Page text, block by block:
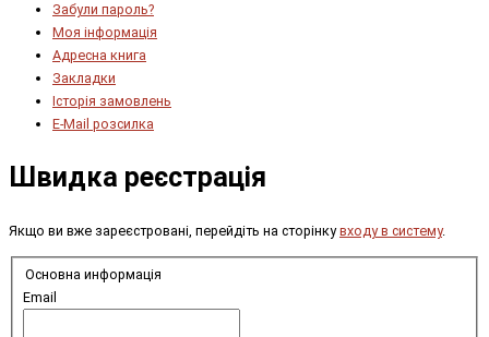
Забули пароль?
Моя інформація
Адресна книга
Закладки
Історія замовлень
E-Mail розсилка
Швидка реєстрація
Якщо ви вже зареєстровані, перейдіть на сторінкувходу в систему.
Основна информація
Email